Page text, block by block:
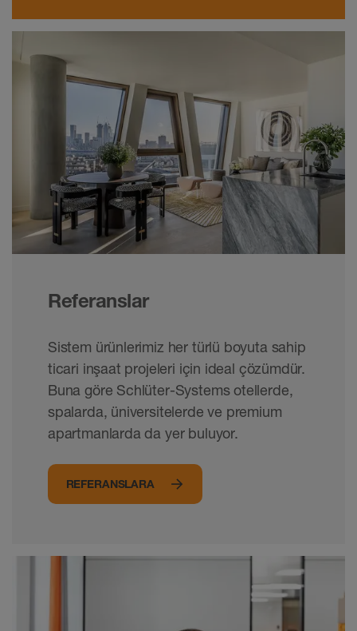
Referanslar
Sistem ürünlerimiz her türlü boyuta sahip
ticari inşaat projeleri için ideal çözümdür.
Buna göre Schlüter-Systems otellerde,
spalarda, üniversitelerde ve premium
apartmanlarda da yer buluyor.
REFERANSLARA